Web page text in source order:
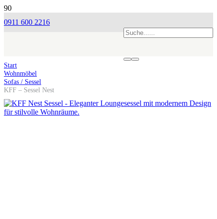
0911 600 2216
Start
Wohnmöbel
Sofas / Sessel
KFF – Sessel Nest